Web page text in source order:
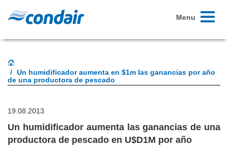
Toggle
Menu
Un humidificador aumenta en $1m las ganancias por año
de una productora de pescado
19.08.2013
Un humidificador aumenta las ganancias de una
productora de pescado en U$D1M por año